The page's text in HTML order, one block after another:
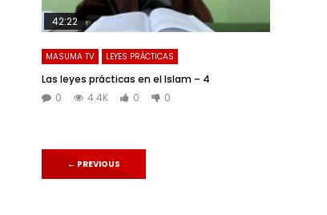
42:22
MASUMA TV LEYES PRÁCTICAS
Las leyes prácticas en el Islam – 4
0
4.4K 0 0
← PREVIOUS